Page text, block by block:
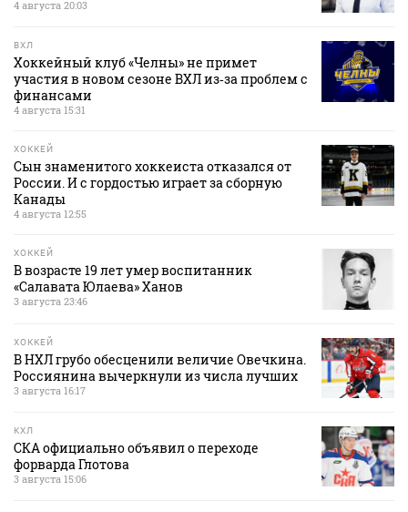
4 августа 20:03
ВХЛ
Хоккейный клуб «Челны» не примет
участия в новом сезоне ВХЛ из‑за проблем с
финансами
4 августа 15:31
ХОККЕЙ
Сын знаменитого хоккеиста отказался от
России. И с гордостью играет за сборную
Канады
4 августа 12:55
ХОККЕЙ
В возрасте 19 лет умер воспитанник
«Салавата Юлаева» Ханов
3 августа 23:46
ХОККЕЙ
В НХЛ грубо обесценили величие Овечкина.
Россиянина вычеркнули из числа лучших
3 августа 16:17
КХЛ
СКА официально объявил о переходе
форварда Глотова
3 августа 15:06